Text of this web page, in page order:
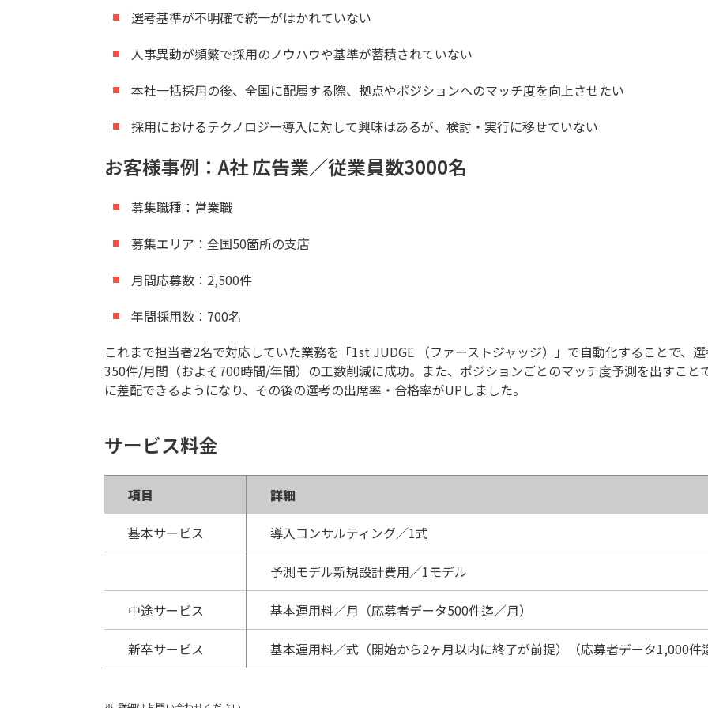
選考基準が不明確で統一がはかれていない
人事異動が頻繁で採用のノウハウや基準が蓄積されていない
本社一括採用の後、全国に配属する際、拠点やポジションへのマッチ度を向上させたい
採用におけるテクノロジー導入に対して興味はあるが、検討・実行に移せていない
お客様事例：A社 広告業／従業員数3000名
募集職種：営業職
募集エリア：全国50箇所の支店
月間応募数：2,500件
年間採用数：700名
これまで担当者2名で対応していた業務を「1st JUDGE （ファーストジャッジ）」で自動化することで、
350件/月間（およそ700時間/年間）の工数削減に成功。また、ポジションごとのマッチ度予測を出すこと
に差配できるようになり、その後の選考の出席率・合格率がUPしました。
サービス料金
項目 詳細
基本サービス
導入コンサルティング／1式
予測モデル新規設計費用／1モデル
中途サービス 基本運用料／月（応募者データ500件迄／月）
新卒サービス 基本運用料／式（開始から2ヶ月以内に終了が前提）（応募者データ1,000件